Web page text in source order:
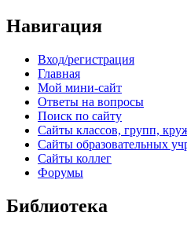
Навигация
Вход/регистрация
Главная
Мой мини-сайт
Ответы на вопросы
Поиск по сайту
Сайты классов, групп,
Сайты образовательных
Сайты коллег
Форумы
Библиотека